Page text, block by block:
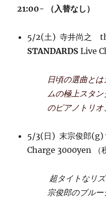
21:00- （入替なし）
5/2(土) 寺井尚之
STANDARDS Live
日頃の選曲と
ムの極上スタン
のピアノトリオ
5/3(日) 末宗俊郎
Charge 3000yen （
超タイトなリ
宗俊郎のブルー